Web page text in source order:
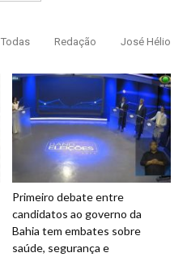
Todas Redação José Hélio
Primeiro debate entre
candidatos ao governo da
Bahia tem embates sobre
saúde, segurança e